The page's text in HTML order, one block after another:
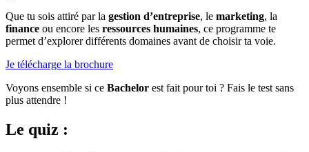
Que tu sois attiré par la gestion d’entreprise, le marketing, la
finance ou encore les ressources humaines, ce programme te
permet d’explorer différents domaines avant de choisir ta voie.
Je télécharge la brochure
Voyons ensemble si ce Bachelor est fait pour toi ? Fais le test sans
plus attendre !
Le quiz :